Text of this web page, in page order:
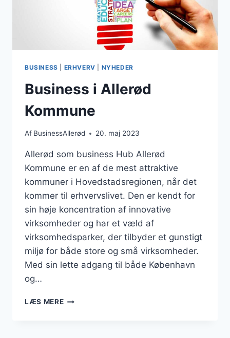
BUSINESS ERHVERV NYHEDER
Business i Allerød
Kommune
Af BusinessAllerød 20. maj 2023
Allerød som business Hub Allerød
Kommune er en af de mest attraktive
kommuner i Hovedstadsregionen, når det
kommer til erhvervslivet. Den er kendt for
sin høje koncentration af innovative
virksomheder og har et væld af
virksomhedsparker, der tilbyder et gunstigt
miljø for både store og små virksomheder.
Med sin lette adgang til både København
og…
LÆS MEREBUSINESS